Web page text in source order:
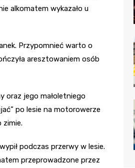
alkomatem wykazało u
Przypomnieć warto o
aresztowaniem osób
oraz jego małoletniego
po lesie na motorowerze
zimie.
podczas przerwy w lesie.
przeprowadzone przez